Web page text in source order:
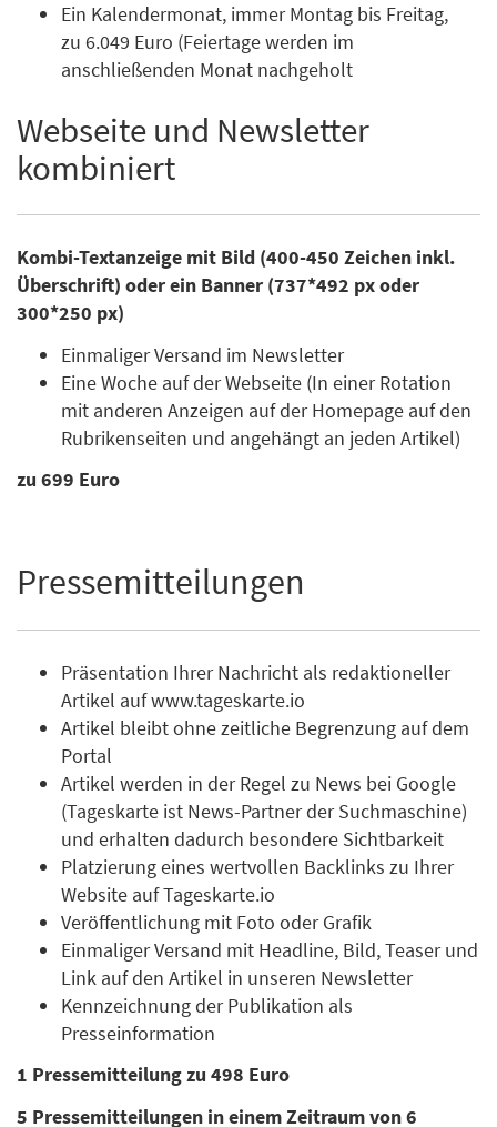
Ein Kalendermonat, immer Montag bis Freitag,
zu 6.049 Euro (Feiertage werden im
anschließenden Monat nachgeholt
Webseite und Newsletter
kombiniert
Kombi-Textanzeige mit Bild (400-450 Zeichen inkl.
Überschrift) oder ein Banner (737*492 px oder
300*250 px)
Einmaliger Versand im Newsletter
Eine Woche auf der Webseite (In einer Rotation
mit anderen Anzeigen auf der Homepage auf den
Rubrikenseiten und angehängt an jeden Artikel)
zu 699 Euro
Pressemitteilungen
Präsentation Ihrer Nachricht als redaktioneller
Artikel auf www.tageskarte.io
Artikel bleibt ohne zeitliche Begrenzung auf dem
Portal
Artikel werden in der Regel zu News bei Google
(Tageskarte ist News-Partner der Suchmaschine)
und erhalten dadurch besondere Sichtbarkeit
Platzierung eines wertvollen Backlinks zu Ihrer
Website auf Tageskarte.io
Veröffentlichung mit Foto oder Grafik
Einmaliger Versand mit Headline, Bild, Teaser und
Link auf den Artikel in unseren Newsletter
Kennzeichnung der Publikation als
Presseinformation
1 Pressemitteilung zu 498 Euro
5 Pressemitteilungen in einem Zeitraum von 6